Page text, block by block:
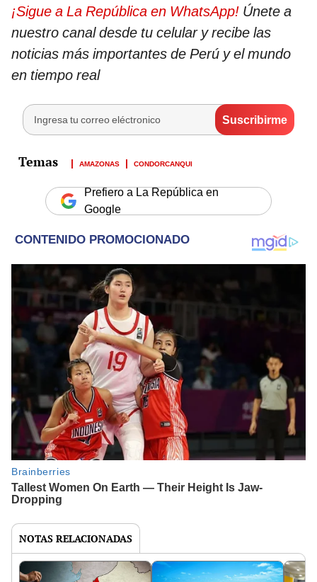
¡Sigue a La República en WhatsApp! Únete a
nuestro canal desde tu celular y recibe las
noticias más importantes de Perú y el mundo
en tiempo real
AMAZONAS CONDORCANQUI
Prefiero a La República en
Google
NOTAS RELACIONADAS